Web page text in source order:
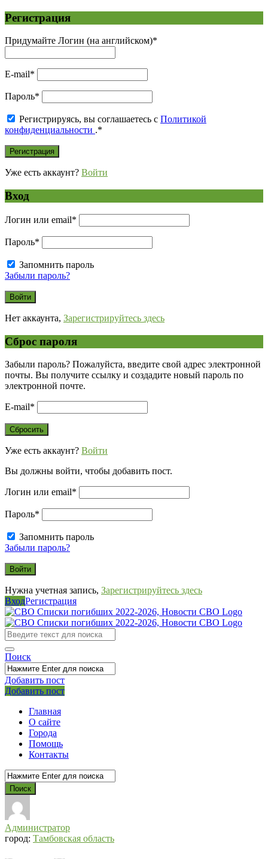
Регистрация
Придумайте Логин (на английском)*
E-mail*
Пароль*
Регистрируясь, вы соглашаетесь с Политикой
конфиденциальности .*
Уже есть аккаунт? Войти
Вход
Логин или email*
Пароль*
Запомнить пароль
Забыли пароль?
Нет аккаунта, Зарегистрируйтесь здесь
Сброс пароля
Забыли пароль? Пожалуйста, введите свой адрес электронной
почты. Вы получите ссылку и создадите новый пароль по
электронной почте.
E-mail*
Уже есть аккаунт? Войти
Вы должны войти, чтобы добавить пост.
Логин или email*
Пароль*
Запомнить пароль
Забыли пароль?
Нужна учетная запись, Зарегистрируйтесь здесь
ВходРегистрация
СВО
Списки
погибших
2022-
2026,
Новости
СВО
Поиск
Добавить пост
Мобильное
меню
Выйти
Добавить пост
Главная
О сайте
Города
Помощь
Контакты
Администратор
город: Тамбовская область